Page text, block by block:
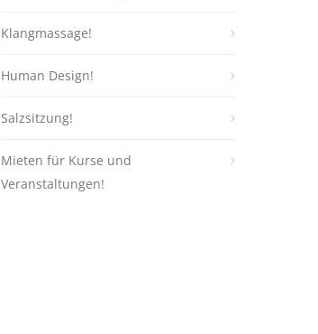
Klangmassage!
Human Design!
Salzsitzung!
Mieten für Kurse und
Veranstaltungen!